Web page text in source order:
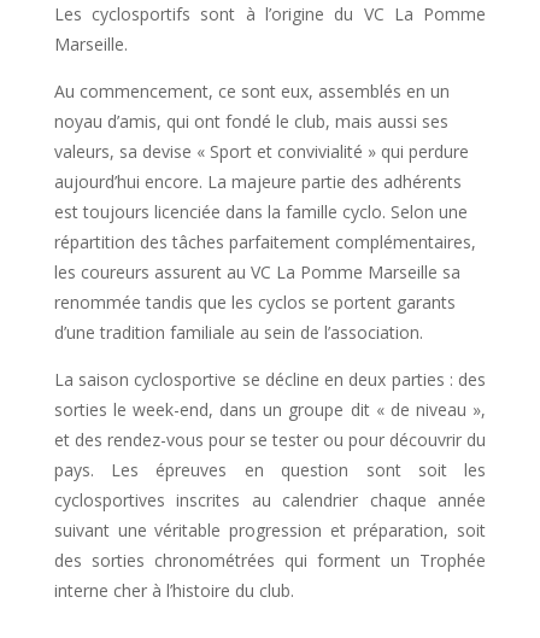
Les cyclosportifs sont à l’origine du VC La Pomme
Marseille.
Au commencement, ce sont eux, assemblés en un
noyau d’amis, qui ont fondé le club, mais aussi ses
valeurs, sa devise « Sport et convivialité » qui perdure
aujourd’hui encore. La majeure partie des adhérents
est toujours licenciée dans la famille cyclo. Selon une
répartition des tâches parfaitement complémentaires,
les coureurs assurent au VC La Pomme Marseille sa
renommée tandis que les cyclos se portent garants
d’une tradition familiale au sein de l’association.
La saison cyclosportive se décline en deux parties : des
sorties le week-end, dans un groupe dit « de niveau »,
et des rendez-vous pour se tester ou pour découvrir du
pays. Les épreuves en question sont soit les
cyclosportives inscrites au calendrier chaque année
suivant une véritable progression et préparation, soit
des sorties chronométrées qui forment un Trophée
interne cher à l’histoire du club.